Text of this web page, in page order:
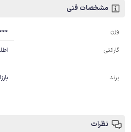
مشخصات فنی
وزن
گارانتی
برند
نظرات